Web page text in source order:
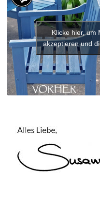
Klicke hier, um
akzeptieren und